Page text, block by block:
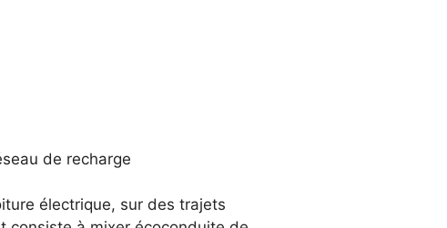
de recharge
électrique, sur des trajets